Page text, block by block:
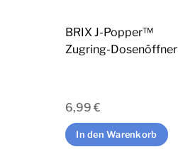
BRIX J-Popper™
Zugring-Dosenöffner
6,99 €
In den Warenkorb